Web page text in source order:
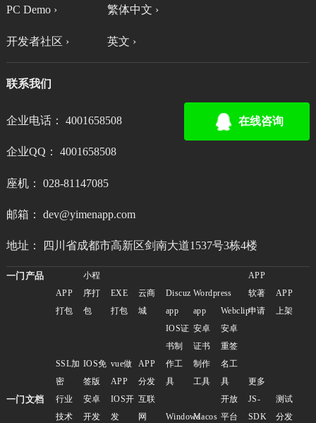
PC Demo ›
开发者社区 ›
繁体中文 ›
英文 ›
联系我们
企业电话： 4001658508
企业QQ： 4001658508
座机： 028-81147085
邮箱： dev@yimenapp.com
地址： 四川省成都市高新区剑南大道1537号3栋4楼
在线咨询
一门产品
APP
打包
小程
序打
包
EXE
打包
云商
城
Discuz
app
Wordpress
app
Webclip
APP
软著
申请
APP
上架
SSL加
密
IOS免
签版
vue做
APP
APP
分发
IOS证
书制
作工
具
安卓
证书
制作
工具
安卓
重签
名工
具
更多
一门文档
行业
技术
安卓
开发
IOS开
发
互联
网
WindowsMacos
开放
平台
JS-
SDK
测试
分发